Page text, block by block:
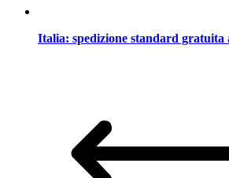
Italia: spedizione standard gratuita